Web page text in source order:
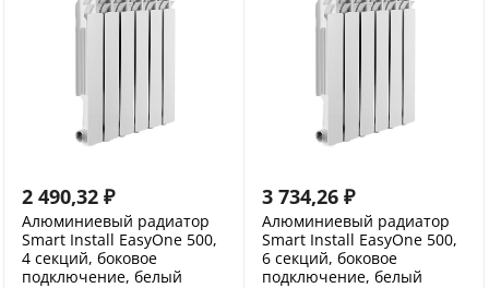
2 490,32 ₽
Алюминиевый радиатор
Smart Install EasyOne 500,
4 секций, боковое
подключение, белый
3 734,26 ₽
Алюминиевый радиатор
Smart Install EasyOne 500,
6 секций, боковое
подключение, белый